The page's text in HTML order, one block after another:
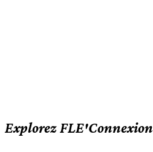
Explorez FLE'Connexion